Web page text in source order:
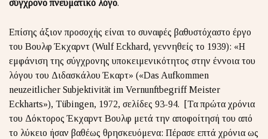
σύγχρονο πνευματικό λόγο.
Επίσης άξιον προσοχής είναι το συναφές βαθυστόχαστο έργο
του Βουλφ Έκχαρντ (Wulf Eckhard, γεννηθείς το 1939): «Η
εμφάνιση της σύγχρονης υποκειμενικότητος στην έννοια του
λόγου του Διδασκάλου Έκαρτ» («Das Aufkommen
neuzeitlicher Subjektivität im Vernunftbegriff Meister
Eckharts»), Tübingen, 1972, σελίδες 93-94. [Τα πρώτα χρόνια
του Δόκτορος Έκχαρντ Βουλφ μετά την αποφοίτησή του από
το λύκειο ήσαν βαθέως θρησκευόμενα: Πέρασε επτά χρόνια ως